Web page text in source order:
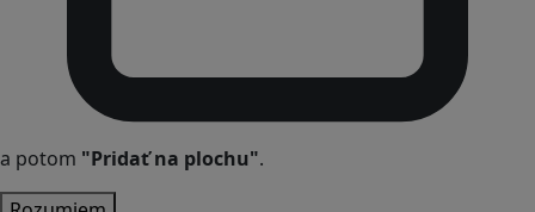
a potom "Pridať na plochu".